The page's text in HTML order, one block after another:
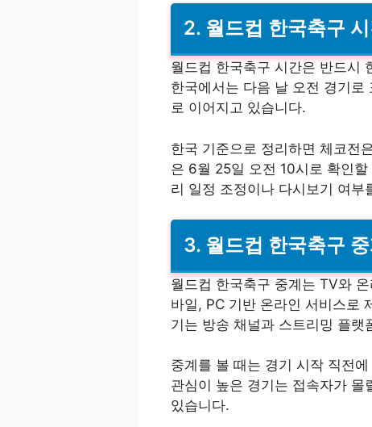
2. 월드컵 한국축구
월드컵 한국축구 시간은 반드시
한국에서는 다음 날 오전 경기
로 이어지고 있습니다.
한국 기준으로 정리하면 체코전
은 6월 25일 오전 10시로 확인
리 일정 조정이나 다시보기 여부
3. 월드컵 한국축구
월드컵 한국축구 중계는 TV와
바일, PC 기반 온라인 서비스로
기는 방송 채널과 스트리밍 플
중계를 볼 때는 경기 시작 직전
관심이 높은 경기는 접속자가
있습니다.